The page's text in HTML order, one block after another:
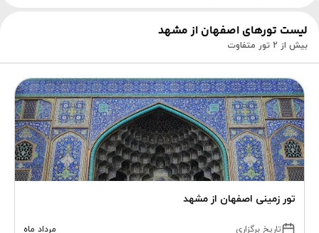
لیست تورهای اصفهان از مشهد
بیش از 2 تور متفاوت
تور زمینی اصفهان از مشهد
تاریخ برگزاری
مرداد ماه